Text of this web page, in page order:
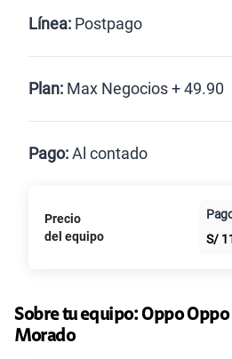
Línea: Postpago
Plan: Max Negocios + 49.90
Paga solo
Paga solo
Pago:Al contado
Al contado Cuotas
Precio
del equipo
S/
Sobre tu equipo:OppoOppo
Morado